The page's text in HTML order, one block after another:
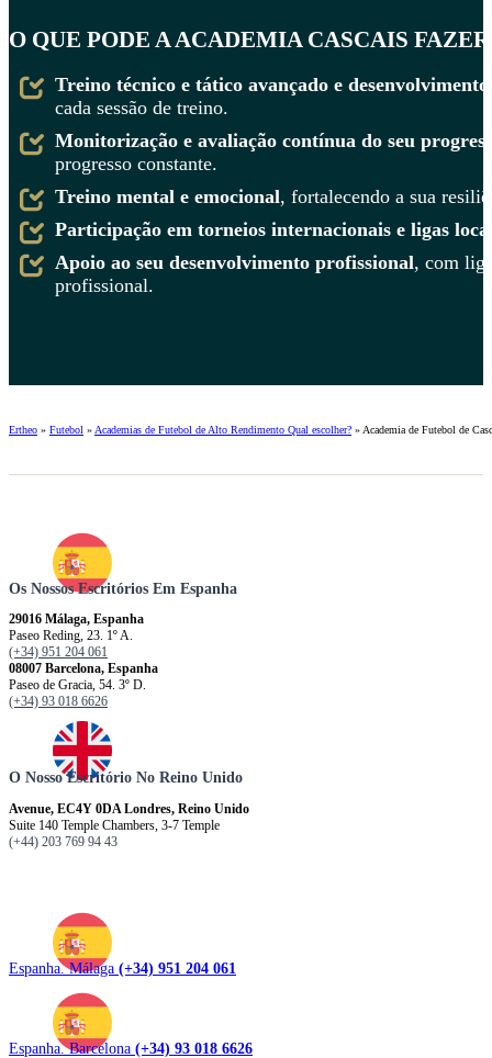
O QUE PODE A ACADEMIA CASCAIS
Treino técnico e tático avançado e
cada sessão de treino.
Monitorização e avaliação contínua do seu
progresso constante.
Treino mental e emocional, fortalecendo a sua
Participação em torneios internacionais e ligas
Apoio ao seu desenvolvimento profissional, com
profissional.
Ertheo » Futebol » Academias de Futebol de Alto Rendimento Qual escolher? » Academia de Futebol de
Os Nossos Escritórios Em Espanha
29016 Málaga, Espanha
Paseo Reding, 23. 1º A.
(+34) 951 204 061
08007 Barcelona, ​​​​​Espanha
Paseo de Gracia, 54. 3º D.
(+34) 93 018 6626
O Nosso Escritório No Reino Unido
Avenue, EC4Y 0DA Londres, Reino Unido
Suite 140 Temple Chambers, 3-7 Temple
(+44) 203 769 94 43
Espanha. Málaga (+34) 951 204 061
Espanha. Barcelona (+34) 93 018 6626